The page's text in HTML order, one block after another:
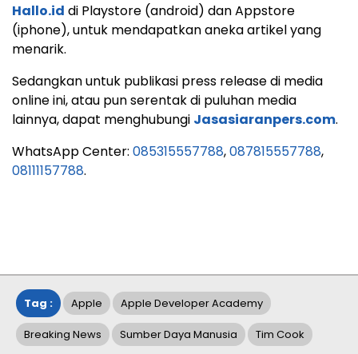
Hallo.id di Playstore (android) dan Appstore
(iphone), untuk mendapatkan aneka artikel yang
menarik.
Sedangkan untuk publikasi press release di media
online ini, atau pun serentak di puluhan media
lainnya, dapat menghubungi Jasasiaranpers.com.
WhatsApp Center: 085315557788,087815557788,
08111157788.
Tag : Apple Apple Developer Academy
Breaking News Sumber Daya Manusia Tim Cook